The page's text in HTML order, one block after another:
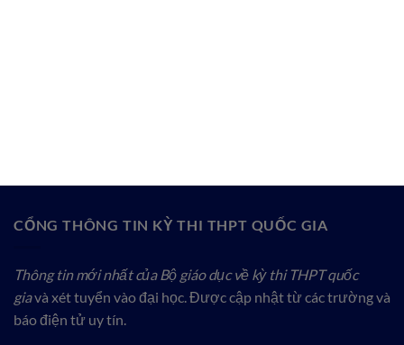
CỔNG THÔNG TIN KỲ THI THPT QUỐC GIA
Thông tin mới nhất của Bộ giáo dục về kỳ thi THPT quốc
giavà xét tuyển vào đại học. Được cập nhật từ các trường và
báo điện tử uy tín.